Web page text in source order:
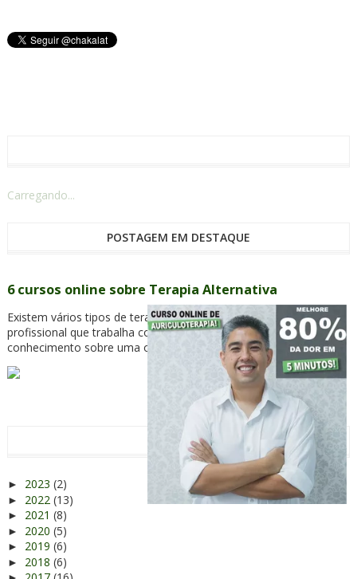
Carregando...
POSTAGEM EM DESTAQUE
6 cursos online sobre Terapia Alternativa
Existem vários tipos de terapias alternativas e dificilmente o
profissional que trabalha com uma terapia não tem
conhecimento sobre uma outr...
ARQUIVO
► 2023 (2)
► 2022 (13)
► 2021 (8)
► 2020 (5)
► 2019 (6)
► 2018 (6)